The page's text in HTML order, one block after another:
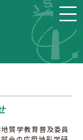
質学教育普及委員